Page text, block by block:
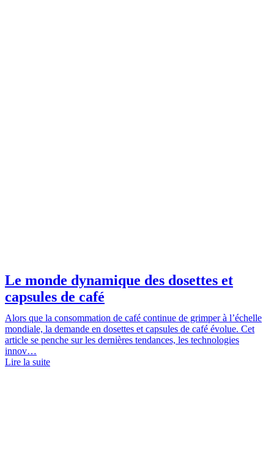
Le monde dynamique des dosettes et
capsules de café
Alors que la consommation de café continue de grimper à l’échelle
mondiale, la demande en dosettes et capsules de café évolue. Cet
article se penche sur les dernières tendances, les technologies
innov…
Lire la suite